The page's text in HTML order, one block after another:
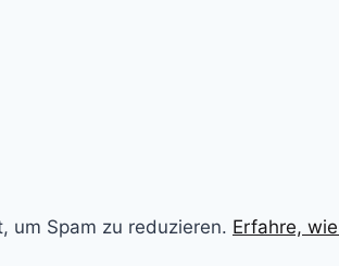
um Spam zu reduzieren. Erfahre,